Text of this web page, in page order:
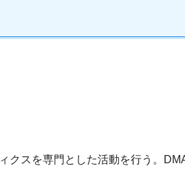
スを専門とした活動を行う。